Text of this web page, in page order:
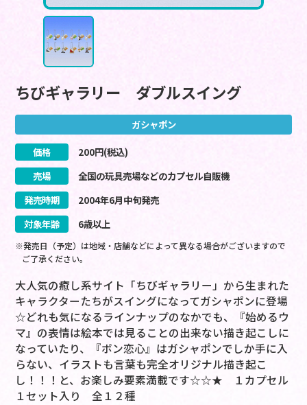
ちびギャラリー ダブルスイング
ガシャポン
価格 200円(税込)
売場
全国の玩具売場などのカプセル自販機
発売時期
2004年6月中旬発売
対象年齢
6歳以上
※発売日（予定）は地域・店舗などによって異なる場合がございますので
ご了承ください。
大人気の癒し系サイト「ちびギャラリー」から生まれた
キャラクターたちがスイングになってガシャポンに登場
☆どれも気になるラインナップのなかでも、『始めるウ
マ』の表情は絵本では見ることの出来ない描き起こしに
なっていたり、『ボン恋心』はガシャポンでしか手に入
らない、イラストも言葉も完全オリジナル描き起こ
し！！！と、お楽しみ要素満載です☆☆★ １カプセル
１セット入り 全１２種